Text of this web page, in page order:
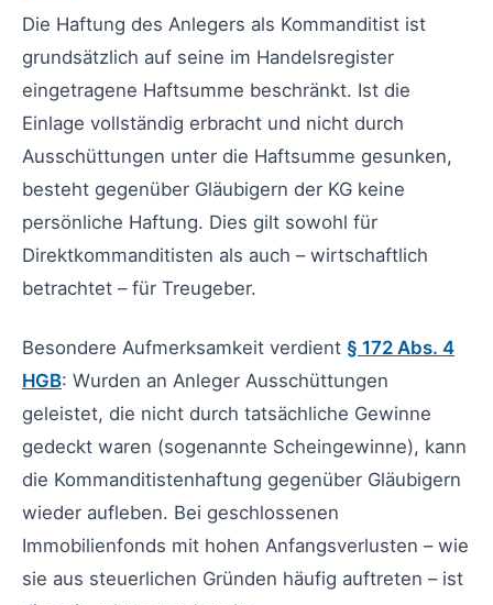
Die Haftung des Anlegers als Kommanditist ist
grundsätzlich auf seine im Handelsregister
eingetragene Haftsumme beschränkt. Ist die
Einlage vollständig erbracht und nicht durch
Ausschüttungen unter die Haftsumme gesunken,
besteht gegenüber Gläubigern der KG keine
persönliche Haftung. Dies gilt sowohl für
Direktkommanditisten als auch – wirtschaftlich
betrachtet – für Treugeber.
Besondere Aufmerksamkeit verdient § 172 Abs. 4
HGB: Wurden an Anleger Ausschüttungen
geleistet, die nicht durch tatsächliche Gewinne
gedeckt waren (sogenannte Scheingewinne), kann
die Kommanditistenhaftung gegenüber Gläubigern
wieder aufleben. Bei geschlossenen
Immobilienfonds mit hohen Anfangsverlusten – wie
sie aus steuerlichen Gründen häufig auftreten – ist